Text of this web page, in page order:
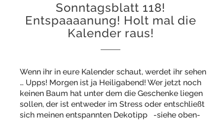
Sonntagsblatt 118!
Entspaaaanung! Holt mal die
Kalender raus!
Wenn ihr in eure Kalender schaut, werdet ihr sehen
… Upps! Morgen ist ja Heiligabend! Wer jetzt noch
keinen Baum hat unter dem die Geschenke liegen
sollen, der ist entweder im Stress oder entschließt
sich meinen entspannten Dekotipp -siehe oben-